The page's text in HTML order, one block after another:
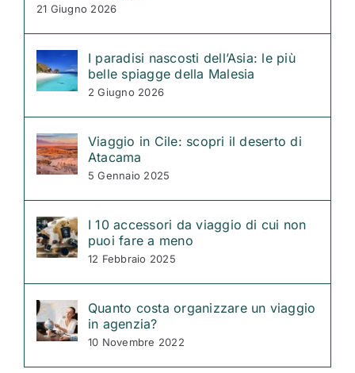
21 Giugno 2026
I paradisi nascosti dell’Asia: le più
belle spiagge della Malesia
2 Giugno 2026
Viaggio in Cile: scopri il deserto di
Atacama
5 Gennaio 2025
I 10 accessori da viaggio di cui non
puoi fare a meno
12 Febbraio 2025
Quanto costa organizzare un viaggio
in agenzia?
10 Novembre 2022